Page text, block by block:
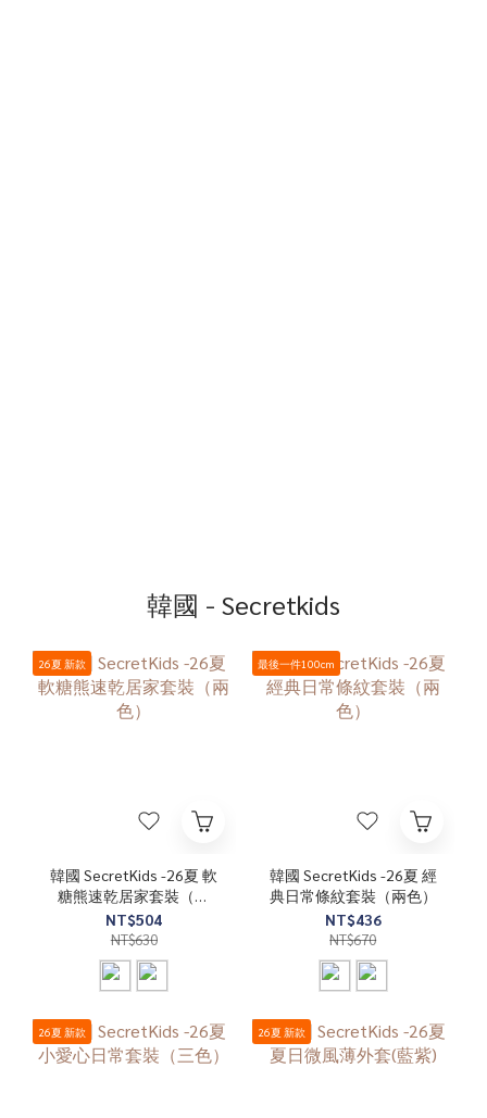
韓國 - Secretkids
26夏 新款
韓國 SecretKids -26夏 軟
糖熊速乾居家套裝（兩
色）
NT$504
NT$630
最後一件100cm
韓國 SecretKids -26夏 經
典日常條紋套裝（兩色）
NT$436
NT$670
26夏 新款 26夏 新款